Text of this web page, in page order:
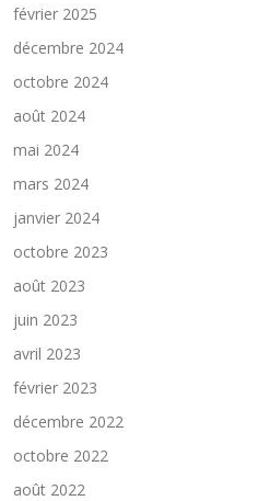
février 2025
décembre 2024
octobre 2024
août 2024
mai 2024
mars 2024
janvier 2024
octobre 2023
août 2023
juin 2023
avril 2023
février 2023
décembre 2022
octobre 2022
août 2022